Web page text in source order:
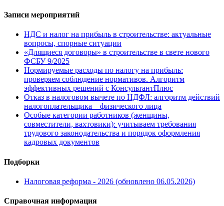
Записи мероприятий
НДС и налог на прибыль в строительстве: актуальные
вопросы, спорные ситуации
«Длящиеся договоры» в строительстве в свете нового
ФСБУ 9/2025
Нормируемые расходы по налогу на прибыль:
проверяем соблюдение нормативов. Алгоритм
эффективных решений с КонсультантПлюс
Отказ в налоговом вычете по НДФЛ: алгоритм действий
налогоплательщика – физического лица
Особые категории работников (женщины,
совместители, вахтовики): учитываем требования
трудового законодательства и порядок оформления
кадровых документов
Подборки
Налоговая реформа - 2026 (обновлено 06.05.2026)
Справочная информация